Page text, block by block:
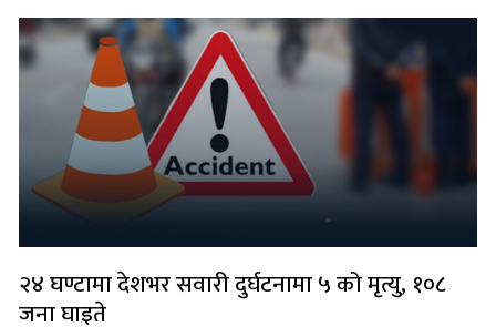
२४ घण्टामा देशभर सवारी दुर्घटनामा ५ को मृत्यु, १०८
जना घाइते